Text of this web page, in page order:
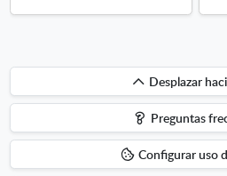
Desplazar
hacia
arriba
Desplazar
Preguntas
Configurar uso